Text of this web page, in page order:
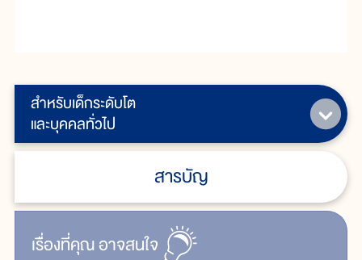
สำหรับเด็กระดับโต
และบุคคลทั่วไป
สารบัญ
เรื่ิองที่คุณอาจสนใจ